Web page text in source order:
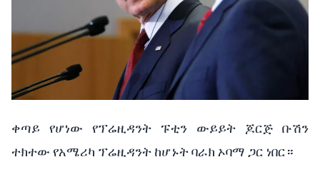
ቀጣይ የሆነው የፕሬዚዳንት ፑቲን ውይይት ጆርጅ ቡሽን
ተክተው የአሜሪካ ፕሬዚዳንት ከሆኑት ባራክ ኦባማ ጋር ነበር።